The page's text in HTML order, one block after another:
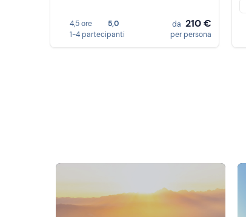
4,5 ore
5,0
1-4 partecipanti
da 210 €
per persona